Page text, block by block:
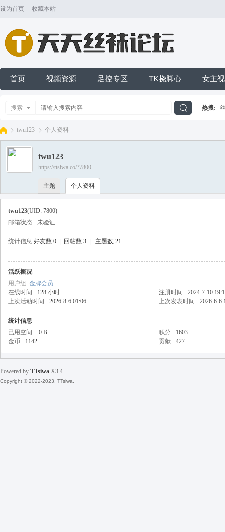
设为首页 收藏本站
首页 视频资源 足控专区 TK挠脚心 女主
搜索 热搜:
丝
›
twu123 个人资料
twu123
https://ttsiwa.co/?7800
主题 个人资料
twu123(UID: 7800)
邮箱状态
未验证
统计信息 好友数 0 回帖数 3 主题数 21
活跃概况
用户组 金牌会员
在线时间
128 小时 注册时间
2024-7-10
上次活动时间
2026-8-6 01:06 上次发表时间 2026-6-6
统计信息
已用空间
0 B 积分
1603
金币
1142 贡献 427
Powered by TTsiwa X3.4
Copyright © 2022-2023, TTsiwa.